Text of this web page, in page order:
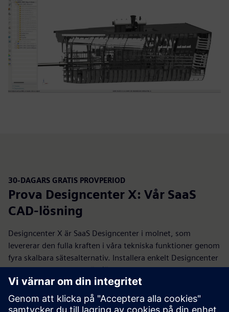
30-DAGARS GRATIS PROVPERIOD
Prova Designcenter X: Vår SaaS
CAD-lösning
Designcenter X är SaaS Designcenter i molnet, som
levererar den fulla kraften i våra tekniska funktioner genom
fyra skalbara sätesalternativ. Installera enkelt Designcenter
X på dina enheter försömlösanslutning. Byggd på
Designcenter-arkitekturen kan du fortsätta samarbeta över
olika discipliner utan dataförlust — med förtroende för
säker datahantering.